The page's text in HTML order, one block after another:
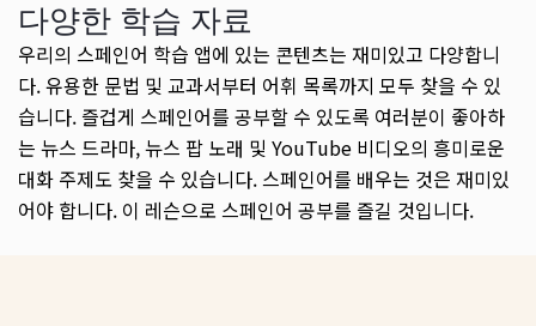
다양한 학습 자료
우리의 스페인어 학습 앱에 있는 콘텐츠는 재미있고 다양합니
다. 유용한 문법 및 교과서부터 어휘 목록까지 모두 찾을 수 있
습니다. 즐겁게 스페인어를 공부할 수 있도록 여러분이 좋아하
는 뉴스 드라마, 뉴스 팝 노래 및 YouTube 비디오의 흥미로운
대화 주제도 찾을 수 있습니다. 스페인어를 배우는 것은 재미있
어야 합니다. 이 레슨으로 스페인어 공부를 즐길 것입니다.